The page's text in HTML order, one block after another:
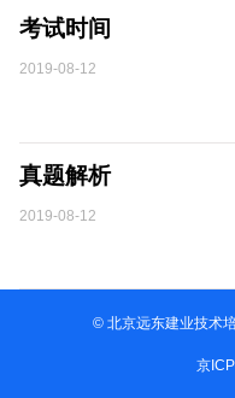
考试时间
2019-08-12
真题解析
2019-08-12
© 北京远东建业技术
京